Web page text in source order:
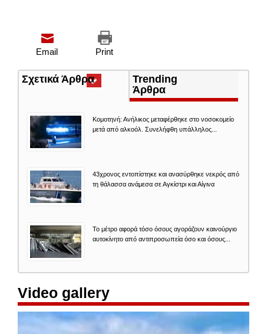
Print
Email
Σχετικά Άρθρα(ενεργή
καρτέλα)
Trending
Άρθρα
Κομοτηνή: Ανήλικος μεταφέρθηκε στο νοσοκομείο
μετά από αλκοόλ. Συνελήφθη υπάλληλος...
43χρονος εντοπίστηκε και ανασύρθηκε νεκρός από
τη θάλασσα ανάμεσα σε Αγκίστρι και Αίγινα
Το μέτρο αφορά τόσο όσους αγοράζουν καινούργιο
αυτοκίνητο από αντιπροσωπεία όσο και όσους...
Video gallery